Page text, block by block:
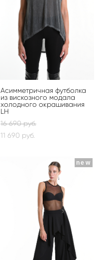
Асимметричная футболка
из вискозного модала
холодного окрашивания
LH
16 690 pуб.
11 690 pуб.
new